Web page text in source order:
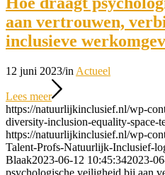
aan vertrouwen,
inclusieve
12 juni 2023/in Actueel
Lees meer
https://natuurlijkinclusief.nl/wp-
diversity-inclusion-equality-space-
https://natuurlijkinclusief.nl/wp-
Talent-Profs-Natuurlijk-Inclusief-
Blaak2023-06-12 10:45:342023-
psychologische veiligheid bij aan